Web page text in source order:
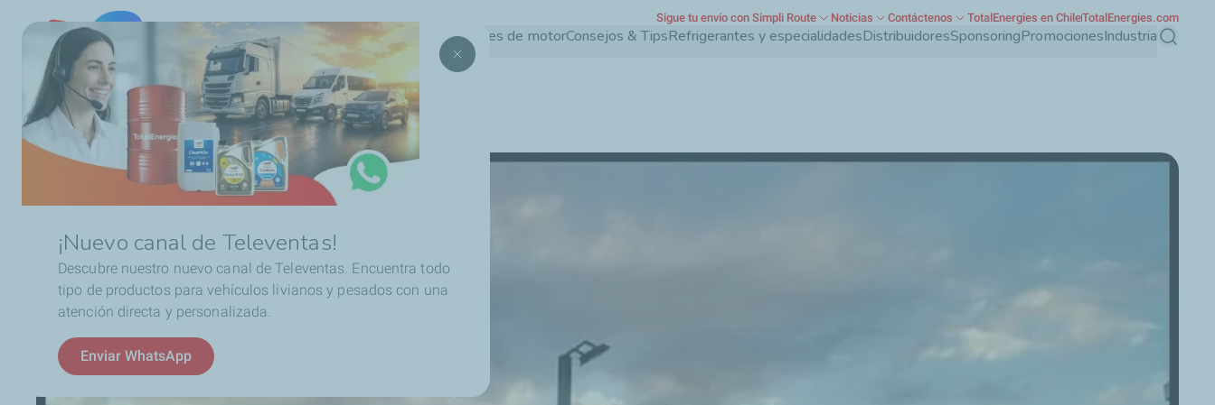
Pasar
¡Nuevo canal de Televentas!
Descubre nuestro nuevo canal de Televentas. Encuentra todo
tipo de productos para vehículos livianos y pesados con una
atención directa y personalizada.
Enviar WhatsApp
Aceites de motorConsejos & TipsRefrigerantes y especialidadesDistribuidoresSponsoringPromocionesIndustria Buscar
Sigue tu envío con Simpli Route Noticias Contáctenos TotalEnergies en ChileTotalEnergies.com
Ruta
de
navegación
ELF firma acuerdo con MX en Chile